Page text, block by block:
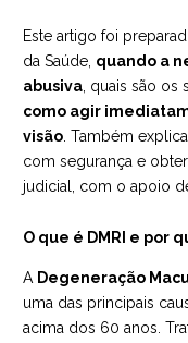
Este artigo foi
da Saúde, quando a
abusiva , quais são os
como agir
visão . Também
com segurança e
judicial, com o apoio
O que é DMRI e por
A Degeneração
uma das principais
acima dos 60 anos.